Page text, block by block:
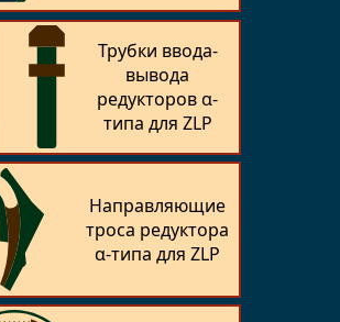
Трубки ввода-
вывода
редукторов α-
типа для ZLP
Направляющие
троса редуктора
α-типа для ZLP